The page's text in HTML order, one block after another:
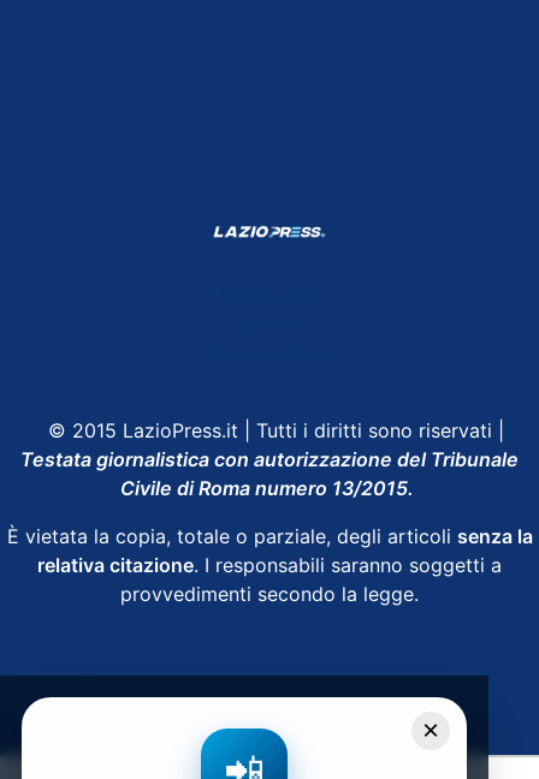
© 2015 LazioPress.it | Tutti i diritti sono riservati |
Testata giornalistica con autorizzazione del Tribunale
Civile di Roma numero 13/2015.
È vietata la copia, totale o parziale, degli articoli senza la
relativa citazione. I responsabili saranno soggetti a
provvedimenti secondo la legge.
×